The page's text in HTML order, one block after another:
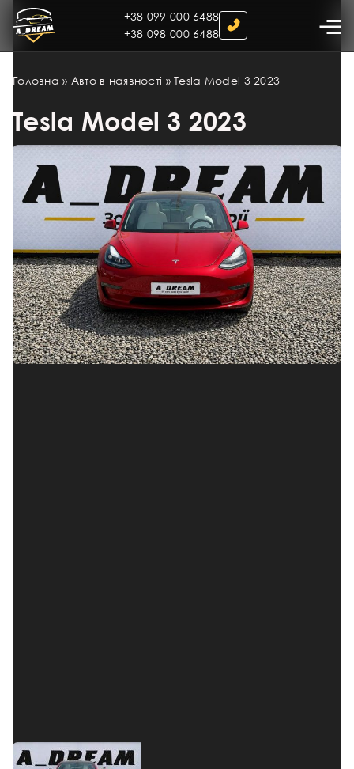
+38 099 000 6488
+38 098 000 6488
Головна » Авто в наявності »Tesla Model 3 2023
Tesla Model 3 2023